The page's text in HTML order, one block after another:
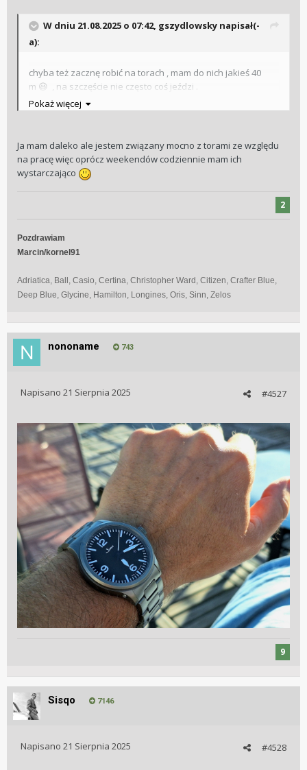
W dniu 21.08.2025 o 07:42, gszydlowsky napisał(-
a):
chyba też zacznę robić na torach , mam do nich jakieś 40
m 😃
, na szczęście nie często coś jeździ .
Pokaż więcej
Ja mam daleko ale jestem związany mocno z torami ze względu
na pracę więc oprócz weekendów codziennie mam ich
wystarczająco
2
Pozdrawiam
Marcin/kornel91
Adriatica, Ball, Casio, Certina, Christopher Ward, Citizen, Crafter Blue,
Deep Blue, Glycine, Hamilton, Longines, Oris, Sinn, Zelos
nononame 743
#4527
Napisano 21 Sierpnia 2025
9
Sisqo 7146
#4528
Napisano 21 Sierpnia 2025